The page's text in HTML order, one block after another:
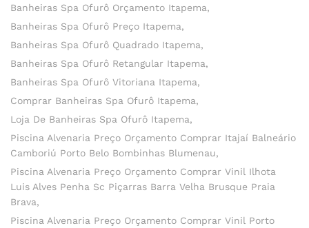
Banheiras Spa Ofurô Orçamento Itapema
Banheiras Spa Ofurô Preço Itapema
Banheiras Spa Ofurô Quadrado Itapema
Banheiras Spa Ofurô Retangular Itapema
Banheiras Spa Ofurô Vitoriana Itapema
Comprar Banheiras Spa Ofurô Itapema
Loja De Banheiras Spa Ofurô Itapema
Piscina Alvenaria Preço Orçamento Comprar Itajaí Balneário
Camboriú Porto Belo Bombinhas Blumenau
Piscina Alvenaria Preço Orçamento Comprar Vinil Ilhota
Luis Alves Penha Sc Piçarras Barra Velha Brusque Praia
Brava
Piscina Alvenaria Preço Orçamento Comprar Vinil Porto